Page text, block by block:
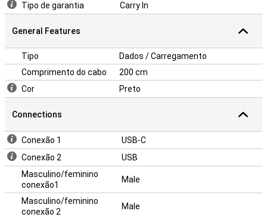
Tipo de garantia Carry In
General Features
Tipo
Dados / Carregamento
Comprimento do cabo
200 cm
Cor
Preto
Connections
Conexão 1
USB-C
Conexão 2
USB
Masculino/feminino
conexão1
Male
Masculino/feminino
conexão 2
Male